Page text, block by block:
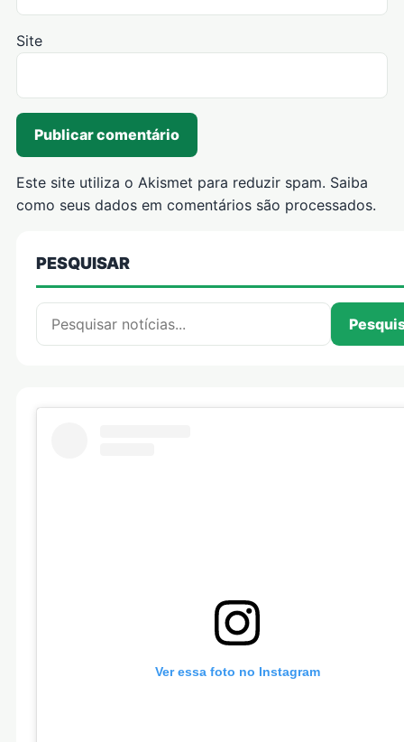
Site
Este site utiliza o Akismet para reduzir spam. Saiba
como seus dados em comentários são processados.
PESQUISAR
Pesquisar por:
Ver essa foto no Instagram